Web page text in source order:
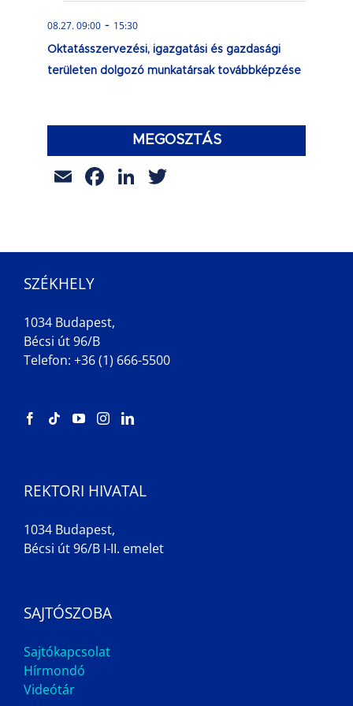
08.27. 09:00 - 15:30
Oktatásszervezési, igazgatási és gazdasági
területen dolgozó munkatársak továbbképzése
MEGOSZTÁS
EmailFacebook
LinkedIn
SZÉKHELY
1034 Budapest,
Bécsi út 96/B
Telefon: +36 (1) 666-5500
REKTORI HIVATAL
1034 Budapest,
Bécsi út 96/B I-II. emelet
SAJTÓSZOBA
Sajtókapcsolat
Hírmondó
Videótár